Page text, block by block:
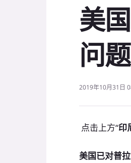
美
问
2019年10月31日
点击上方“印
美国已对普